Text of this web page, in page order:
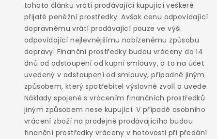
tohoto článku vrátí prodávající kupující veškeré
přijaté peněžní prostředky. Avšak cenu odpovídající
dopravnému vrátí prodávající pouze ve výši
odpovídající nejlevnějšímu nabízenému způsobu
dopravy. Finanční prostředky budou vráceny do 14
dnů od odstoupení od kupní smlouvy, a to na účet
uvedený v odstoupení od smlouvy, případně jiným
způsobem, který spotřebitel výslovně zvolí a uvede.
Náklady spojené s vrácením finančních prostředků
jiným způsobem nese kupující. V případě osobního
vrácení zboží na prodejně prodávajícího budou
finanční prostředky vráceny v hotovosti při předání